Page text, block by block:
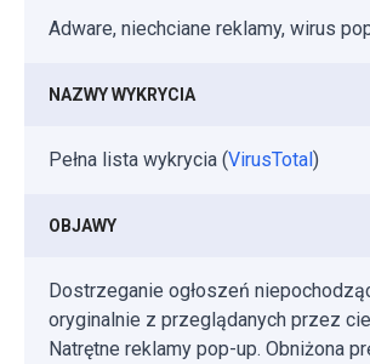
Adware, niechciane reklamy, wirus
NAZWY WYKRYCIA
Pełna lista wykrycia (VirusTotal)
OBJAWY
Dostrzeganie ogłoszeń
oryginalnie z przeglądanych przez
Natrętne reklamy pop-up. Obniżona